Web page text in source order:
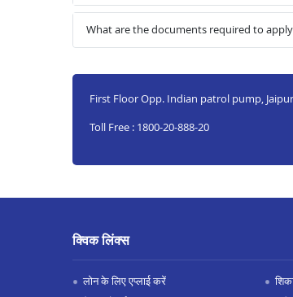
What are the documents required to
First Floor Opp. Indian patrol pump,
Toll Free : 1800-20-888-20
क्विक लिंक्स
लोन के लिए एप्लाई करें